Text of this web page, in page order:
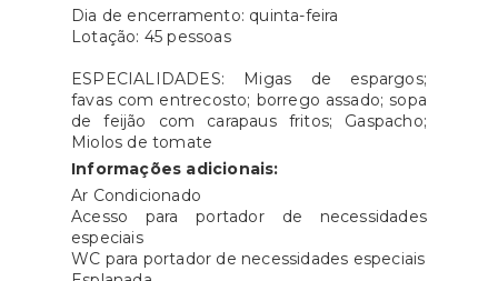
Dia de encerramento: quinta-feira
Lotação: 45 pessoas
ESPECIALIDADES: Migas de espargos;
favas com entrecosto; borrego assado; sopa
de feijão com carapaus fritos; Gaspacho;
Miolos de tomate
Informações adicionais:
​Ar Condicionado
Acesso para portador de necessidades
especiais
WC para portador de necessidades especiais